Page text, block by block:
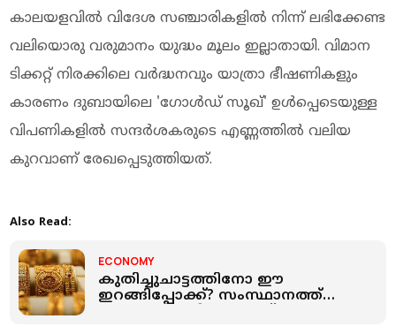
കാലയളവിൽ വിദേശ സഞ്ചാരികളിൽ നിന്ന് ലഭിക്കേണ്ട
വലിയൊരു വരുമാനം യുദ്ധം മൂലം ഇല്ലാതായി. വിമാന
ടിക്കറ്റ് നിരക്കിലെ വർദ്ധനവും യാത്രാ ഭീഷണികളും
കാരണം ദുബായിലെ 'ഗോൾഡ് സൂഖ്' ഉൾപ്പെടെയുള്ള
വിപണികളിൽ സന്ദർശകരുടെ എണ്ണത്തിൽ വലിയ
കുറവാണ് രേഖപ്പെടുത്തിയത്.
Also Read:
ECONOMY
കുതിച്ചുചാട്ടത്തിനോ ഈ
ഇറങ്ങിപ്പോക്ക്? സംസ്ഥാനത്ത്